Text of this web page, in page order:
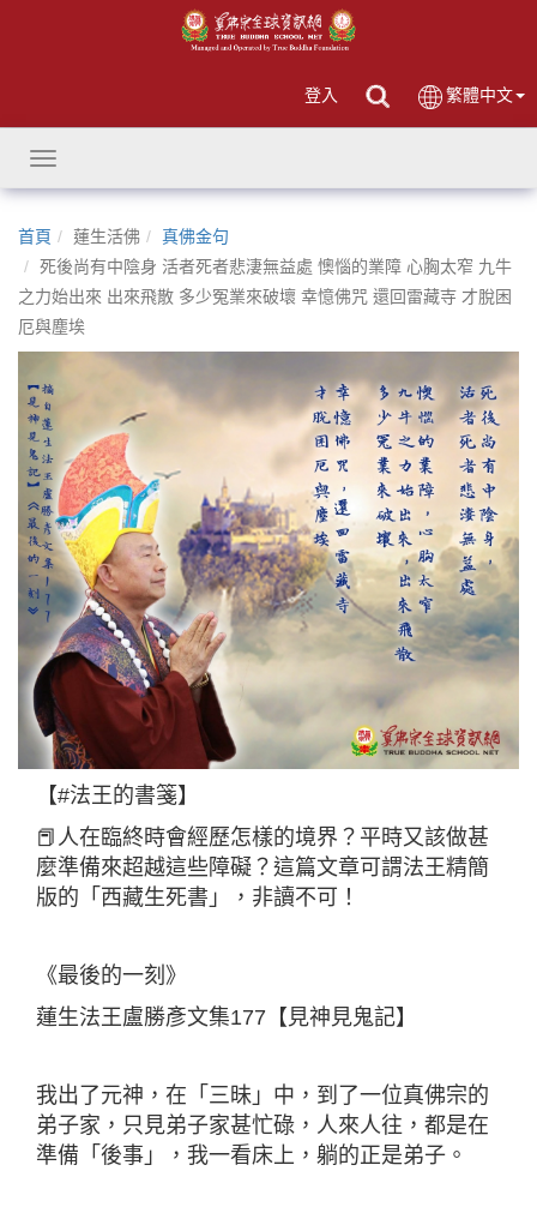
登入 繁體中文
Toggle
navigation
首頁 蓮生活佛
真佛金句
死後尚有中陰身 活者死者悲淒無益處 懊惱的業障 心胸太窄 九牛
之力始出來 出來飛散 多少冤業來破壞 幸憶佛咒 還回雷藏寺 才脫困
厄與塵埃
【#法王的書箋】
📕人在臨終時會經歷怎樣的境界？平時又該做甚
麼準備來超越這些障礙？這篇文章可謂法王精簡
版的「西藏生死書」，非讀不可！
《最後的一刻》
蓮生法王盧勝彥文集177【見神見鬼記】
我出了元神，在「三昧」中，到了一位真佛宗的
弟子家，只見弟子家甚忙碌，人來人往，都是在
準備「後事」，我一看床上，躺的正是弟子。